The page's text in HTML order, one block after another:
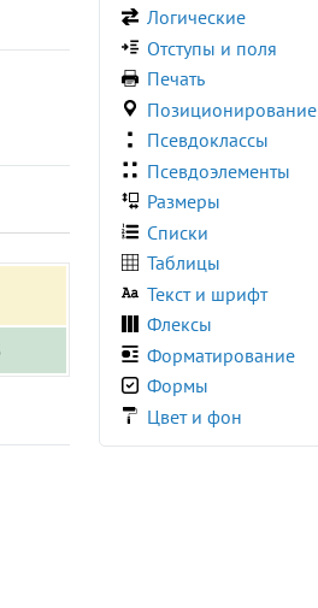
:read-write
:required
:right
:root
:seeking
:stalled
:target
:user-invalid
:user-valid
:valid
:visited
:volume-locked
@charset
Логические
Отступы и поля
Печать
Позиционирование
Псевдоклассы
Псевдоэлементы
Размеры
Списки
Таблицы
Текст и шрифт
Флексы
Форматирование
Формы
Цвет и фон